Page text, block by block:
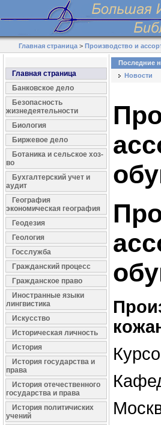
Главная страница >Производство и
Главная страница
Банковское дело
Безопасность
жизнедеятельности
Биология
Биржевое дело
Ботаника и сельское хоз-
во
Бухгалтерский учет и
аудит
География
экономическая география
Геодезия
Геология
Госслужба
Гражданский процесс
Гражданское право
Иностранные языки
лингвистика
Искусство
Историческая личность
История
История государства и
права
История отечественного
государства и права
История политичиских
учений
Последние
Новости